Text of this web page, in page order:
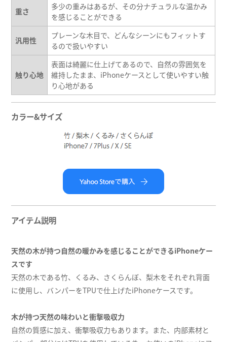
重さ
多少の重みはあるが、その分ナチュラルな温かみ
を感じることができる
汎用性
プレーンな木目で、どんなシーンにもフィットす
るので扱いやすい
触り心地
表面は綺麗に仕上げてあるので、自然の雰囲気を
維持したまま、iPhoneケースとして使いやすい触
り心地がある
カラー&サイズ
アイテム説明
天然の木が持つ自然の暖かみを感じることができるiPhoneケー
スです
天然の木である竹、くるみ、さくらんぼ、梨木をそれぞれ背面
に使用し、バンパーをTPUで仕上げたiPhoneケースです。
木が持つ天然の味わいと衝撃吸収力
自然の質感に加え、衝撃吸収力もあります。また、内部素材と